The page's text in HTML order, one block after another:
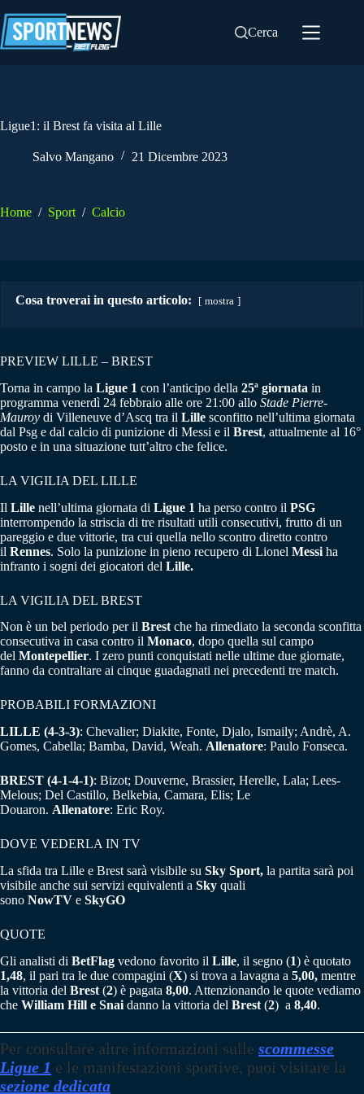
al
contenuto
Cerca
Ligue1: il Brest fa visita al Lille
Salvo Mangano 21 Dicembre 2023
Home / Sport / Calcio
Cosa troverai in questo articolo: mostra
PREVIEW LILLE – BREST
Torna in campo la Ligue 1 con l’anticipo della 25ª giornata in
programma venerdì 24 febbraio alle ore 21:00 allo Stade Pierre-
Mauroy di Villeneuve d’Ascq tra il Lille sconfitto nell’ultima giornata
dal Psg e dal calcio di punizione di Messi e il Brest, attualmente al 16°
posto e in una situazione tutt’altro che felice.
LA VIGILIA DEL LILLE
Il Lille nell’ultima giornata di Ligue 1 ha perso contro il PSG
interrompendo la striscia di tre risultati utili consecutivi, frutto di un
pareggio e due vittorie, tra cui quella nello scontro diretto contro
il Rennes. Solo la punizione in pieno recupero di Lionel Messi ha
infranto i sogni dei giocatori del Lille.
LA VIGILIA DEL BREST
Non è un bel periodo per il Brest che ha rimediato la seconda sconfitta
consecutiva in casa contro il Monaco, dopo quella sul campo
del Montepellier. I zero punti conquistati nelle ultime due giornate,
fanno da contraltare ai cinque guadagnati nei precedenti tre match.
PROBABILI FORMAZIONI
LILLE (4-3-3): Chevalier; Diakite, Fonte, Djalo, Ismaily; Andrè, A.
Gomes, Cabella; Bamba, David, Weah. Allenatore: Paulo Fonseca.
BREST (4-1-4-1): Bizot; Douverne, Brassier, Herelle, Lala; Lees-
Melous; Del Castillo, Belkebia, Camara, Elis; Le
Douaron. Allenatore: Eric Roy.
DOVE VEDERLA IN TV
La sfida tra Lille e Brest sarà visibile su Sky Sport, la partita sarà poi
visibile anche sui servizi equivalenti a Sky quali
sono NowTV e SkyGO
QUOTE
Gli analisti di BetFlag vedono favorito il Lille, il segno (1) è quotato
1,48, il pari tra le due compagini (X) si trova a lavagna a 5,00, mentre
la vittoria del Brest (2) è pagata 8,00. Attenzionando le quote vediamo
che William Hill e Snai danno la vittoria del Brest (2) a 8,40.
Per consultare altre informazioni sulle scommesse
Ligue 1 e le manifestazioni sportive, puoi visitare la
sezione dedicata